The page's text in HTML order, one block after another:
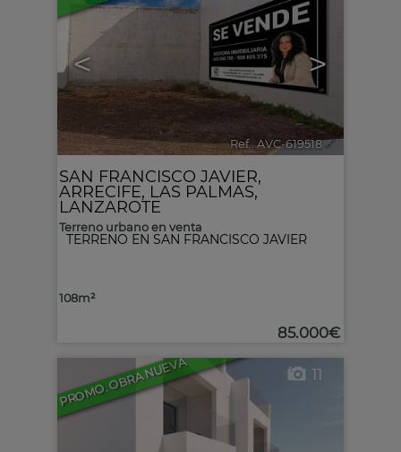
< >
Ref.. AVC-619518 🔗
TERRENO EN SAN FRANCISCO JAVIER
SAN FRANCISCO JAVIER,
ARRECIFE, LAS PALMAS,
LANZAROTE
Terreno urbano en venta
108m²
85.000€
PROMO. OBRA NUEVA 11